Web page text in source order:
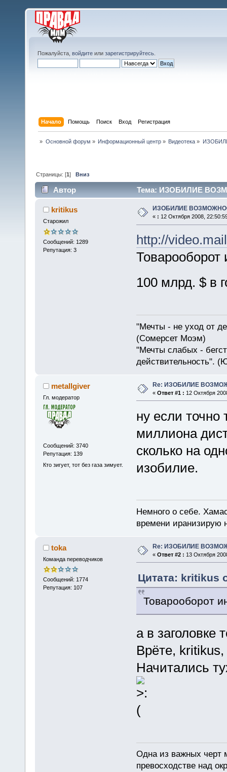
Пожалуйста, войдите или зарегистрируйтесь
Начало Помощь Поиск Вход Регистрация
» Основной форум » Информационный центр» Видеотека »
Страницы: [1]Вниз
Автор Тема: ИЗОБИЛИЕ
kritikus
Старожил
Сообщений: 1289
Репутация: 3
ИЗОБИЛИЕ
« : 12 Октября 2008,
http://
100 млрд. $ в
"Мечты - не уход от
(Сомерсет Моэм)
"Мечты слабых -
действительность".
metallgiver
Гл. модератор
Сообщений: 3740
Репутация: 139
Кто зигует, тот без газа зимует.
Re: ИЗОБИЛИЕ
« Ответ #1 : 12 Октября
ну если точно
миллиона
сколько на
изобилие.
Немного о себе.
времени иранизирую
toka
Команда переводчиков
Сообщений: 1774
Репутация: 107
Re: ИЗОБИЛИЕ
« Ответ #2 : 13 Октября
Цитата: kritikus
Товарооборот
а в заголовке
Врёте,
Начитались
Одна из важных черт
превосходстве над